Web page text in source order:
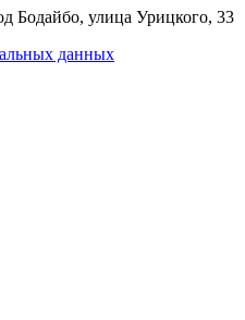
Бодайбо, улица Урицкого, 33
данных